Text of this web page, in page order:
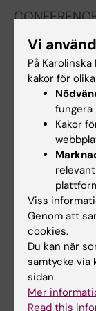
RHEUMATIC
PATIENT
OVERLAP -
NEPHRITIS
Gheorghe K;
JOURNAL
The
systemic
Gunnarsson
Holmqvist M
RHEUMATIC
Vi
På
kakor för
fungera
Kakor
Viss
Genom att
cookies.
Du kan när
samtycke via
sidan.
Mer
Read this